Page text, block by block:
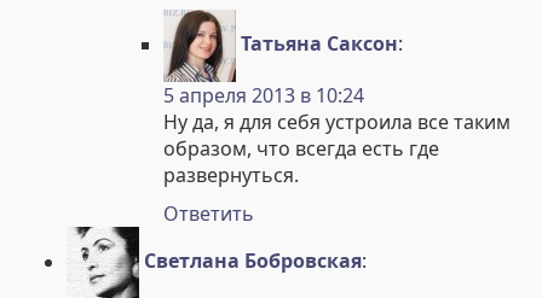
Татьяна Саксон:
5 апреля 2013 в 10:24
Ну да, я для себя устроила все таким
образом, что всегда есть где
развернуться.
Ответить
Светлана Бобровская: